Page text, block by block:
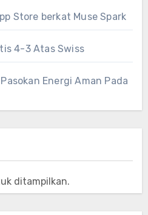
Store berkat Muse Spark
4-3 Atas Swiss
Energi Aman Pada
ditampilkan.